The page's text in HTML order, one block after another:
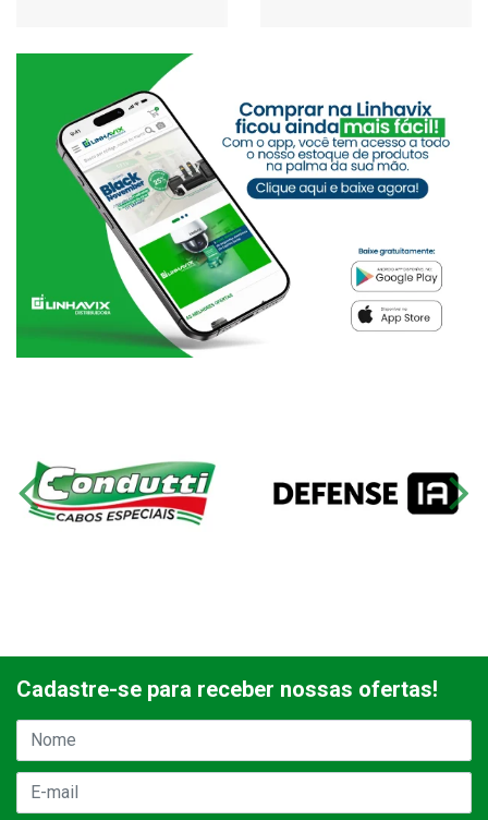
Cadastre-se para receber nossas ofertas!